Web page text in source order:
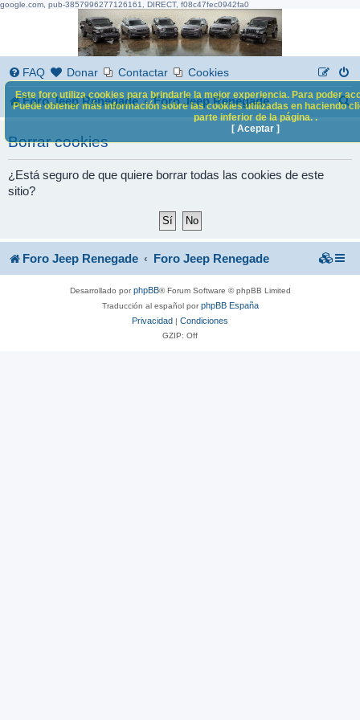
google.com, pub-3857996277126161, DIRECT, f08c47fec0942fa0
FAQ Donar Contactar Cookies
Foro Jeep Renegade Foro Jeep Renegade
B
s
Borrar cookies
¿Está seguro de que quiere borrar todas las cookies de este
sitio?
Este foro utiliza cookies para brindarle la mejor experiencia. Para poder
Puede obtener más información sobre las cookies utilizadas en haciendo
parte inferior de la página. .
[ Aceptar ]
Foro Jeep Renegade Foro Jeep Renegade
Desarrollado porphpBB® Forum Software © phpBB Limited
Traducción al español porphpBB España
Privacidad | Condiciones
GZIP: Off